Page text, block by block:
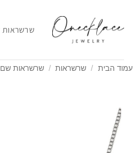
שרשראות
עמוד הבית / שרשראות / שרשראות שם